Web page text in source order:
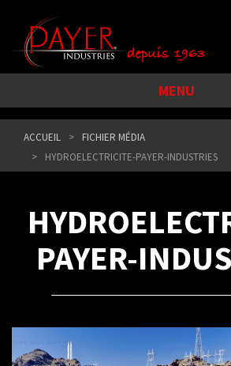
MENU
ACCUEIL
FICHIER MÉDIA
HYDROELECTRICITE-PAYER-INDUSTRIES
PAYER-